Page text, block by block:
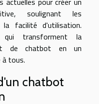
soulignant les
facilité d'utilisation.
qui transforment la
de chatbot en un
à tous.
chatbot